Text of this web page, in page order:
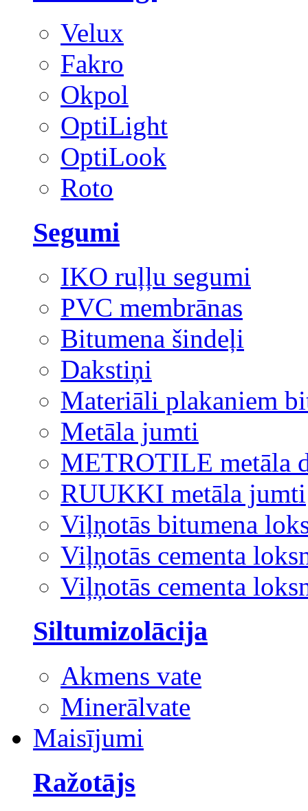
Velux
Fakro
Okpol
OptiLight
OptiLook
Roto
Segumi
IKO ruļļu segumi
PVC membrānas
Bitumena šindeļi
Dakstiņi
Materiāli plakaniem
Metāla jumti
METROTILE metāla
RUUKKI metāla jumti
Viļņotās bitumena
Viļņotās cementa
Viļņotās cementa
Siltumizolācija
Akmens vate
Minerālvate
Maisījumi
Ražotājs